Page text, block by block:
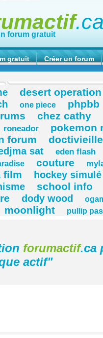
forum gratuit
gratuit Créer un forum
desert operation
one piece
phpbb
chez cathy
roneador
pokemon
forum
sat eden flash
couture
film
hockey simulé
school info
dody wood
moonlight pullip
forumactif.ca
actif"